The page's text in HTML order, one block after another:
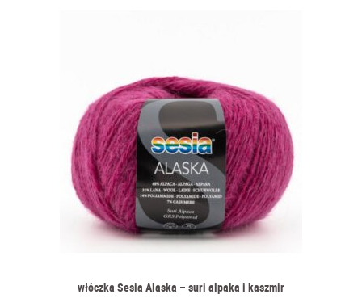
włóczka Sesia Alaska – suri alpaka i kaszmir